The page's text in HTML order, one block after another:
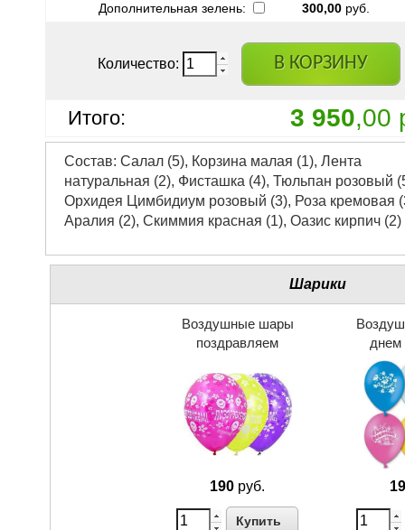
Дополнительная зелень:
300,00 руб.
Количество: В КОРЗИНУ
Итого: 3 950,00
Состав: Салал (5), Корзина малая (1), Лента
натуральная (2), Фисташка (4), Тюльпан розовый
Орхидея Цимбидиум розовый (3), Роза кремовая
Аралия (2), Скиммия красная (1), Оазис кирпич (2)
Шарики
Воздушные шары
поздравляем
190 руб.
Купить
днем